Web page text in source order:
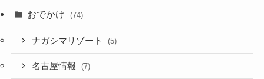
おでかけ (74)
ナガシマリゾート (5)
名古屋情報 (7)